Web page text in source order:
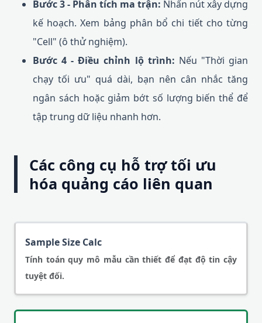
Bước 3 - Phân tích ma trận: Nhấn nút xây dựng
kế hoạch. Xem bảng phân bổ chi tiết cho từng
"Cell" (ô thử nghiệm).
Bước 4 - Điều chỉnh lộ trình: Nếu "Thời gian
chạy tối ưu" quá dài, bạn nên cân nhắc tăng
ngân sách hoặc giảm bớt số lượng biến thể để
tập trung dữ liệu nhanh hơn.
Các công cụ hỗ trợ tối ưu
hóa quảng cáo liên quan
Sample Size Calc
Tính toán quy mô mẫu cần thiết để đạt độ tin cậy
tuyệt đối.